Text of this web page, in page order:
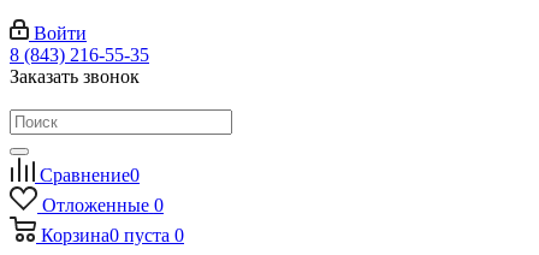
Войти
8 (843) 216-55-35
Заказать звонок
Сравнение0
Отложенные 0
Корзина0 пуста 0